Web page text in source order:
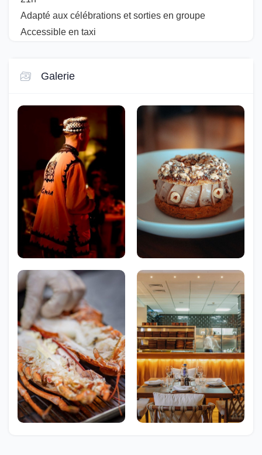
Adapté aux célébrations et sorties en groupe
Accessible en taxi
Galerie